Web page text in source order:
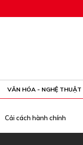
VĂN HÓA - NGHỆ THUẬT
Cải cách hành chính